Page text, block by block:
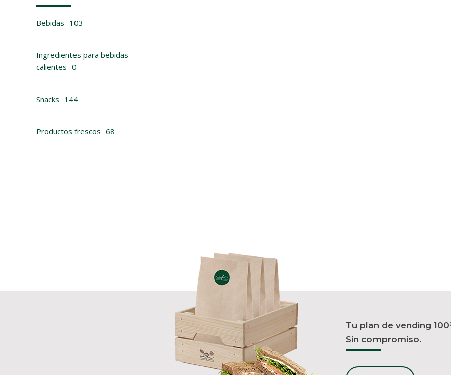
Bebidas 103
Ingredientes para bebidas
calientes 0
Snacks 144
Productos frescos 68
Tu plan de vending
Sin compromiso.